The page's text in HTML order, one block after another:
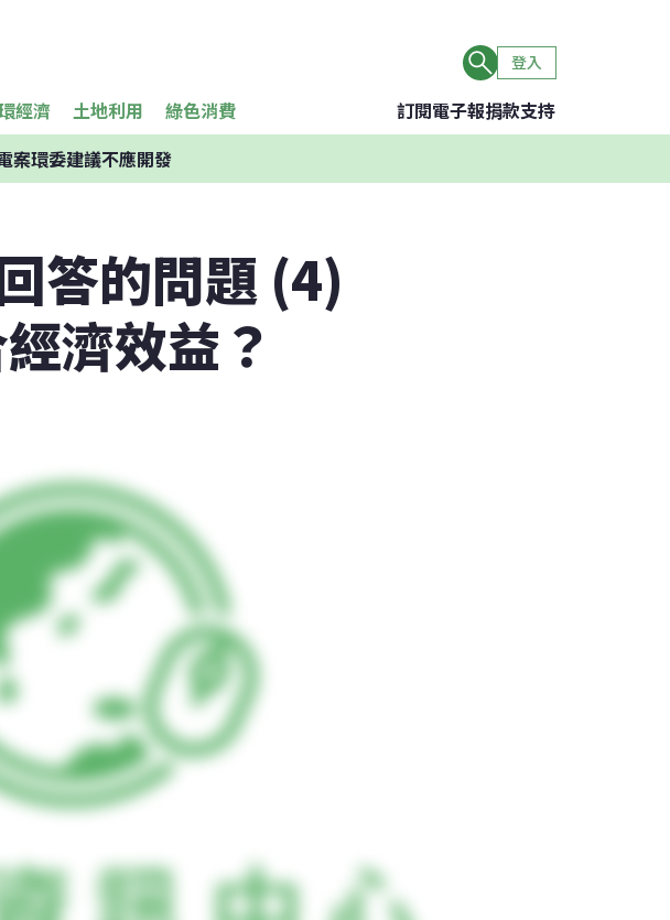
登入
經濟 土地利用 綠色消費 訂閱電子報捐款支持
案環委建議不應開發
答的問題 (4)
濟效益？